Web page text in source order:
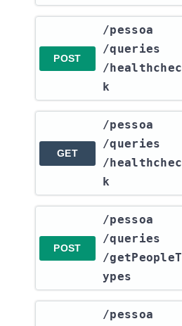
POST
​/pessoa​
/queries​
/healthchec
k
GET
​/pessoa​
/queries​
/healthchec
k
POST
​/pessoa​
/queries​
/getPeopleT
ypes
​/pessoa​